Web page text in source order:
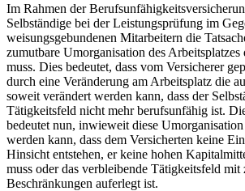
Im Rahmen der
Selbständige bei der Leistungsprüfung im
weisungsgebundenen Mitarbeitern die
zumutbare Umorganisation des
muss. Dies bedeutet, dass vom Versicherer
durch eine Veränderung am Arbeitsplatz die
soweit verändert werden kann, dass der
Tätigkeitsfeld nicht mehr berufs­unfähig ist.
bedeutet nun, inwieweit diese
werden kann, dass dem Versicherten keine
Hinsicht entstehen, er keine hohen
muss oder das verbleibende Tätigkeitsfeld mit
Beschränkungen auferlegt ist.